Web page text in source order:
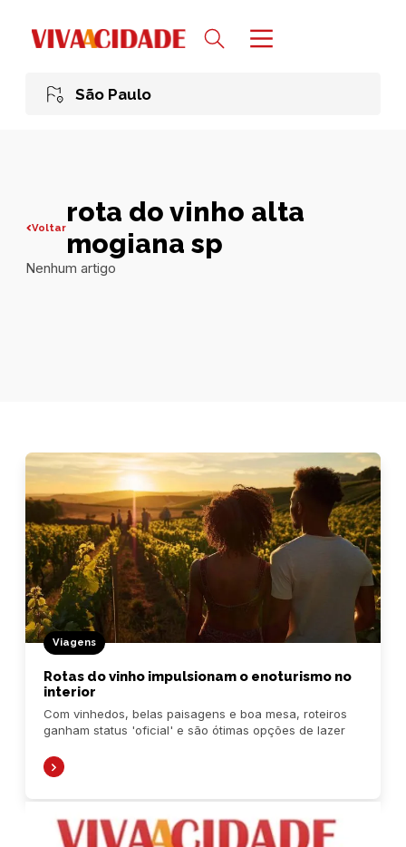
São Paulo
Voltarrota do vinho alta
mogiana sp
Nenhum artigo
Viagens
Rotas do vinho impulsionam o enoturismo no
interior
Com vinhedos, belas paisagens e boa mesa, roteiros
ganham status 'oficial' e são ótimas opções de lazer